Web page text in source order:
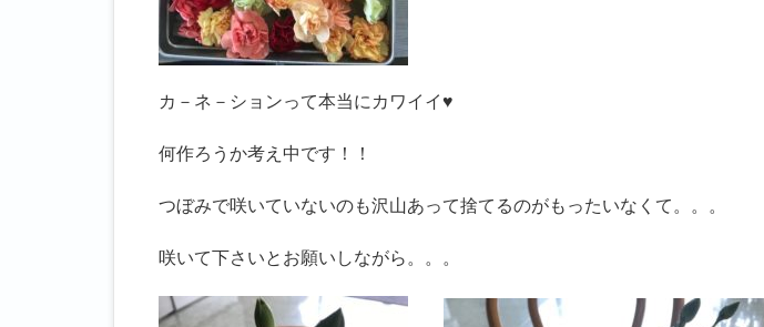
カ－ネ－ションって本当にカワイイ♥
何作ろうか考え中です！！
つぼみで咲いていないのも沢山あって捨てるのがもったいなくて。。。
咲いて下さいとお願いしながら。。。